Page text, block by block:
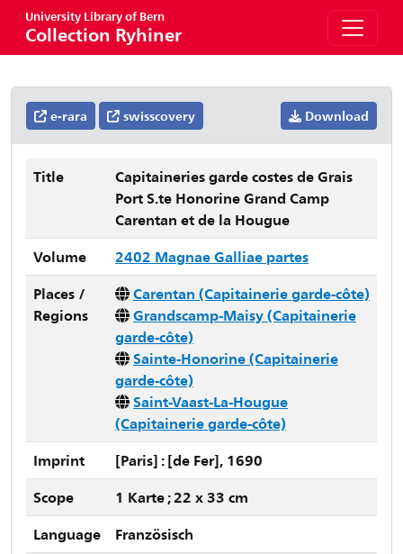
University Library of Bern
Collection Ryhiner
e-rara swisscovery Download
Title
Capitaineries garde costes de Grais
Port S.te Honorine Grand Camp
Carentan et de la Hougue
Volume
2402 Magnae Galliae partes
Places /
Regions
Carentan (Capitainerie garde-côte)
Grandscamp-Maisy (Capitainerie
garde-côte)
Sainte-Honorine (Capitainerie
garde-côte)
Saint-Vaast-La-Hougue
(Capitainerie garde-côte)
Imprint
[Paris] : [de Fer], 1690
Scope
1 Karte ; 22 x 33 cm
Language
Französisch